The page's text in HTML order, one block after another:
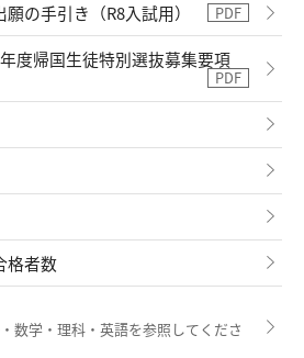
の手引き（R8入試用）
度帰国生徒特別選抜募集要項
格者数
数学・理科・英語を参照してくださ